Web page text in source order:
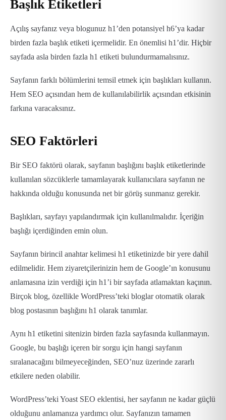
Başlık Etiketleri
Açılış sayfanız veya blogunuz h1’den potansiyel h6’ya kadar
birden fazla başlık etiketi içermelidir. En önemlisi h1’dir. Hiçbir
sayfada asla birden fazla h1 etiketi bulundurmamalısınız.
Sayfanın farklı bölümlerini temsil etmek için başlıkları kullanın.
Hem SEO açısından hem de kullanılabilirlik açısından etkisinin
farkına varacaksınız.
SEO Faktörleri
Bir SEO faktörü olarak, sayfanın başlığını başlık etiketlerinde
kullanılan sözcüklerle tamamlayarak kullanıcılara sayfanın ne
hakkında olduğu konusunda net bir görüş sunmanız gerekir.
Başlıkları, sayfayı yapılandırmak için kullanılmalıdır. İçeriğin
başlığı içerdiğinden emin olun.
Sayfanın birincil anahtar kelimesi h1 etiketinizde bir yere dahil
edilmelidir. Hem ziyaretçilerinizin hem de Google’ın konusunu
anlamasına izin verdiği için h1’i bir sayfada atlamaktan kaçının.
Birçok blog, özellikle WordPress’teki bloglar otomatik olarak
blog postasının başlığını h1 olarak tanımlar.
Aynı h1 etiketini sitenizin birden fazla sayfasında kullanmayın.
Google, bu başlığı içeren bir sorgu için hangi sayfanın
sıralanacağını bilmeyeceğinden, SEO’nuz üzerinde zararlı
etkilere neden olabilir.
WordPress’teki Yoast SEO eklentisi, her sayfanın ne kadar güçlü
olduğunu anlamanıza yardımcı olur. Sayfanızın tamamen